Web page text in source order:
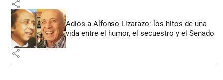
share
Adiós a Alfonso Lizarazo: los hitos de una
vida entre el humor, el secuestro y el Senado
share